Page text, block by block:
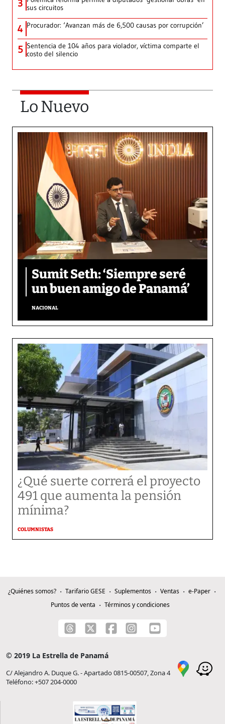
3 sus circuitos
4 Procurador: ‘Avanzan más de 6,500 causas por corrupción’
5 Sentencia de 104 años para violador, víctima comparte el
costo del silencio
Lo Nuevo
Sumit Seth: ‘Siempre seré
un buen amigo de Panamá’
NACIONAL
¿Qué suerte correrá el proyecto
491 que aumenta la pensión
mínima?
COLUMNISTAS
¿Quiénes somos? Tarifario GESE Suplementos Ventas
e-Paper
Puntos de venta
Términos y condiciones
© 2019 La Estrella de Panamá
C/ Alejandro A. Duque G. - Apartado 0815-00507, Zona 4
Teléfono: +507 204-0000